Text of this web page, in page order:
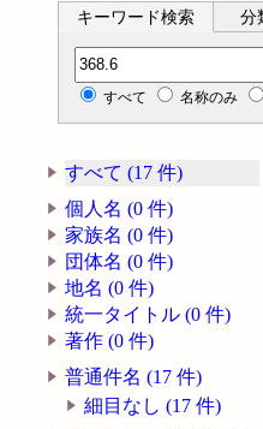
キーワード検索 分
分類記号検索
すべて 名称のみ
すべて (17 件)
個人名 (0 件)
家族名 (0 件)
団体名 (0 件)
地名 (0 件)
統一タイトル (0 件)
著作 (0 件)
普通件名 (17 件)
細目なし (17 件)